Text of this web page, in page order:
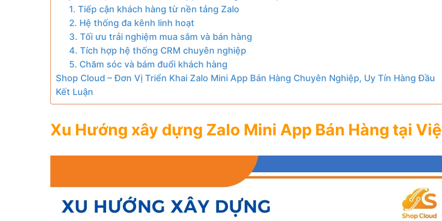
1. Tiếp cận khách hàng từ nền tảng Zalo
2. Hệ thống đa kênh linh hoạt
3. Tối ưu trải nghiệm mua sắm và bán hàng
4. Tích hợp hệ thống CRM chuyên nghiệp
5. Chăm sóc và bám đuổi khách hàng
Shop Cloud – Đơn Vị Triển Khai Zalo Mini App Bán Hàng Chuyên Nghiệp, Uy Tín Hàng Đầu
Kết Luận
Xu Hướng xây dựng Zalo Mini App Bán Hàng tại